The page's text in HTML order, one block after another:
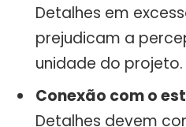
Detalhes em
prejudicam a
unidade do projeto.
Conexão com o
Detalhes devem